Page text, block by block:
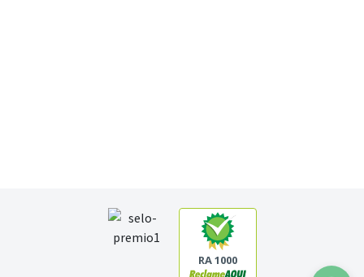
RA 1000